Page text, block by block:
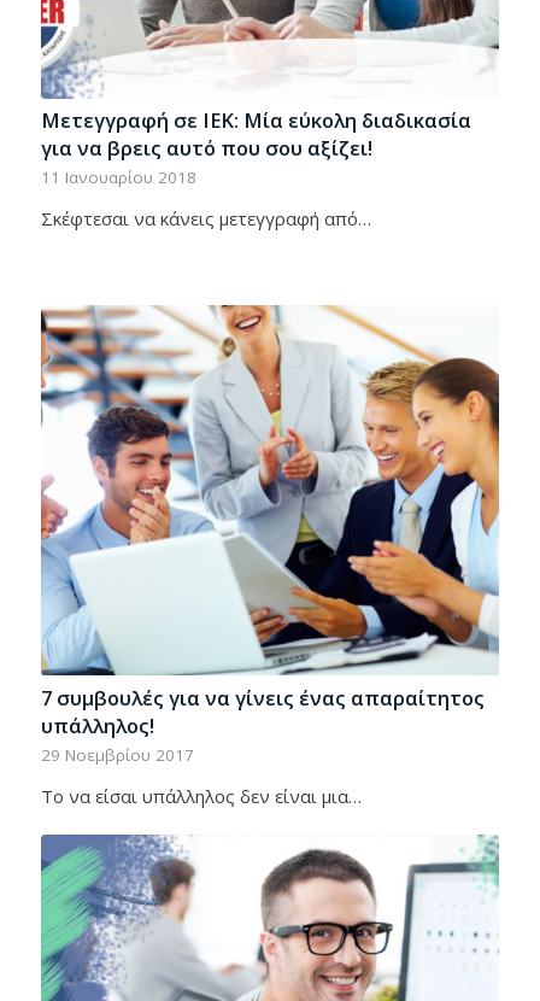
Μετεγγραφή σε ΙΕΚ: Μία εύκολη διαδικασία
για να βρεις αυτό που σου αξίζει!
11 Ιανουαρίου 2018
Σκέφτεσαι να κάνεις μετεγγραφή από…
7 συμβουλές για να γίνεις ένας απαραίτητος
υπάλληλος!
29 Νοεμβρίου 2017
Το να είσαι υπάλληλος δεν είναι μια…